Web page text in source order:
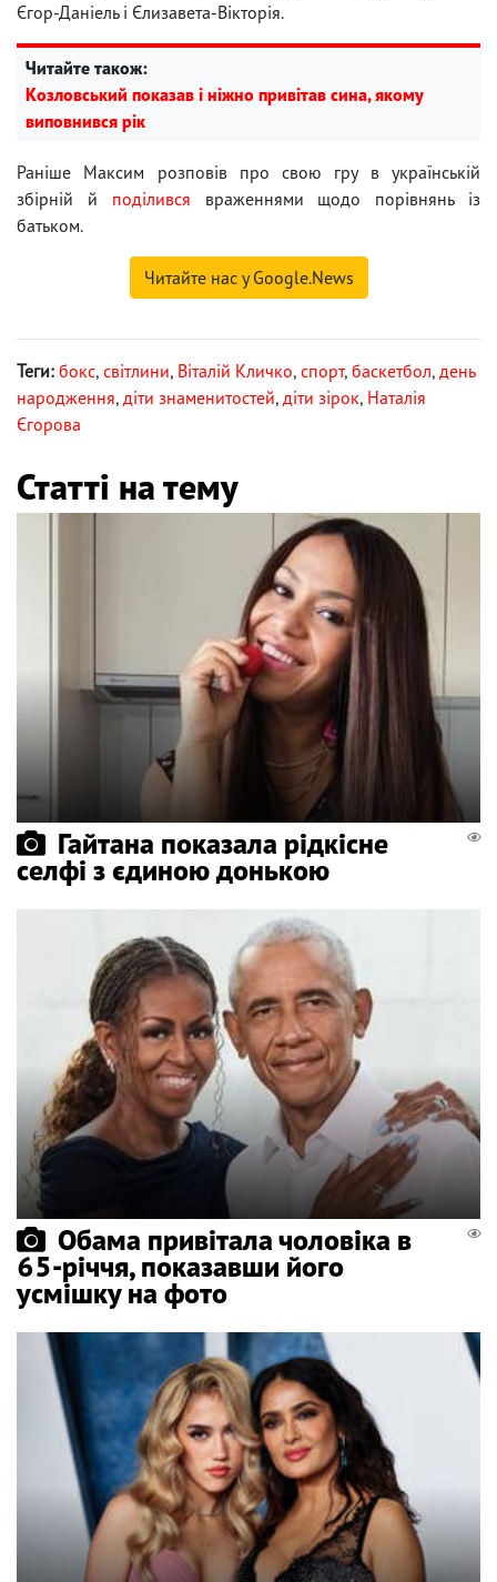
Єгор-Даніель і Єлизавета-Вікторія.
Читайте також:
Козловський показав і ніжно привітав сина, якому
виповнився рік
Раніше Максим розповів про свою гру в українській
збірній й поділився враженнями щодо порівнянь із
батьком.
Читайте нас у Google.News
Теги: бокс, світлини, Віталій Кличко, спорт, баскетбол, день
народження, діти знаменитостей, діти зірок, Наталія
Єгорова
Статті на тему
Гайтана показала рідкісне
селфі з єдиною донькою
Обама привітала чоловіка в
65-річчя, показавши його
усмішку на фото